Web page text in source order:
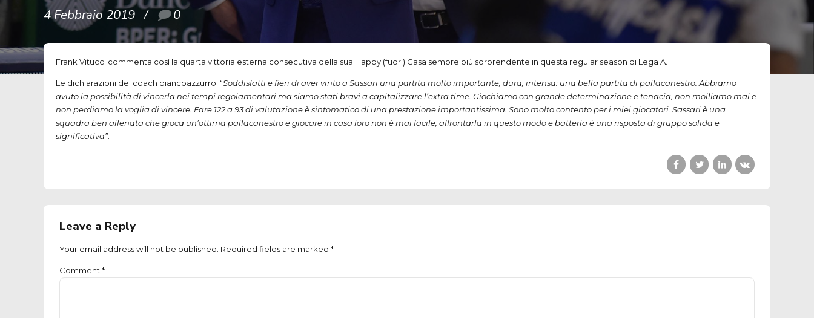
4 Febbraio 2019 0
Frank Vitucci commenta così la quarta vittoria esterna consecutiva della sua Happy (fuori) Casa sempre più sorprendente in questa regular season di Lega A.
Le dichiarazioni del coach biancoazzurro: “Soddisfatti e fieri di aver vinto a Sassari una partita molto importante, dura, intensa: una bella partita di pallacanestro. Abbiamo
avuto la possibilità di vincerla nei tempi regolamentari ma siamo stati bravi a capitalizzare l’extra time. Giochiamo con grande determinazione e tenacia, non molliamo mai e
non perdiamo la voglia di vincere. Fare 122 a 93 di valutazione è sintomatico di una prestazione importantissima. Sono molto contento per i miei giocatori. Sassari è una
squadra ben allenata che gioca un’ottima pallacanestro e giocare in casa loro non è mai facile, affrontarla in questo modo e batterla è una risposta di gruppo solida e
significativa”.
Leave a Reply
Your email address will not be published. Required fields are marked *
Comment *